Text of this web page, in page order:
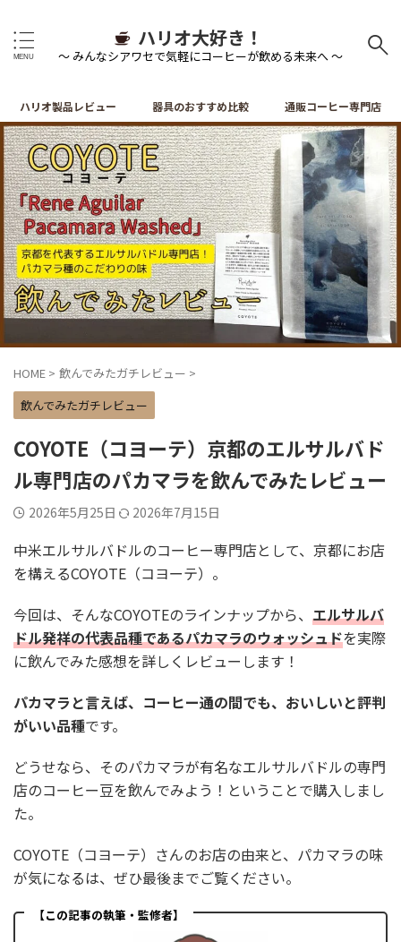
ハリオ大好き！
～ みんなシアワセで気軽にコーヒーが飲める未来へ ～
ハリオ製品レビュー 器具のおすすめ比較 通販コーヒー専門店
HOME > 飲んでみたガチレビュー >
飲んでみたガチレビュー
COYOTE（コヨーテ）京都のエルサルバド
ル専門店のパカマラを飲んでみたレビュー
2026年5月25日 2026年7月15日
中米エルサルバドルのコーヒー専門店として、京都にお店
を構えるCOYOTE（コヨーテ）。
今回は、そんなCOYOTEのラインナップから、 エルサルバ
ドル発祥の代表品種であるパカマラのウォッシュドを実際
に飲んでみた感想を詳しくレビューします！
パカマラと言えば、コーヒー通の間でも、おいしいと評判
がいい品種です。
どうせなら、そのパカマラが有名なエルサルバドルの専門
店のコーヒー豆を飲んでみよう！ということで購入しまし
た。
COYOTE（コヨーテ）さんのお店の由来と、パカマラの味
が気になるは、ぜひ最後までご覧ください。
【この記事の執筆・監修者】